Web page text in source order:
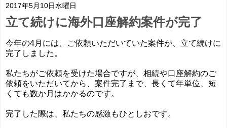
2017年5月10日水曜日
立て続けに海外口座解約案件が完了
今年の4月には、ご依頼いただいていた案件が、立て続けに
完了しました。
私たちがご依頼を受けた場合ですが、相続や口座解約のご
依頼をいただいてから、案件完了まで、長くて年単位、短
くても数か月はかかるのです。
完了した際は、私たちの感激もひとしおです。